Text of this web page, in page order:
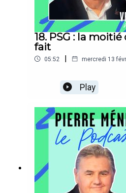
18. PSG : la
fait
05:52 | mercredi 13
Play